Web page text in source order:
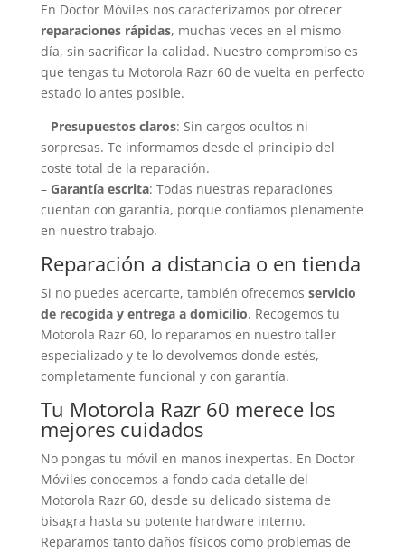
En Doctor Móviles nos caracterizamos por ofrecer
reparaciones rápidas, muchas veces en el mismo
día, sin sacrificar la calidad. Nuestro compromiso es
que tengas tu Motorola Razr 60 de vuelta en perfecto
estado lo antes posible.
– Presupuestos claros: Sin cargos ocultos ni
sorpresas. Te informamos desde el principio del
coste total de la reparación.
– Garantía escrita: Todas nuestras reparaciones
cuentan con garantía, porque confiamos plenamente
en nuestro trabajo.
Reparación a distancia o en tienda
Si no puedes acercarte, también ofrecemos servicio
de recogida y entrega a domicilio. Recogemos tu
Motorola Razr 60, lo reparamos en nuestro taller
especializado y te lo devolvemos donde estés,
completamente funcional y con garantía.
Tu Motorola Razr 60 merece los
mejores cuidados
No pongas tu móvil en manos inexpertas. En Doctor
Móviles conocemos a fondo cada detalle del
Motorola Razr 60, desde su delicado sistema de
bisagra hasta su potente hardware interno.
Reparamos tanto daños físicos como problemas de